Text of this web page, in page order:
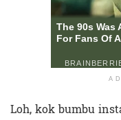
Loh, kok bumbu